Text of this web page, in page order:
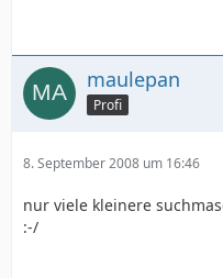
maulepan
Profi
8. September 2008 um 16:46
nur viele kleinere
:-/